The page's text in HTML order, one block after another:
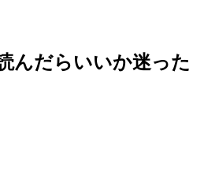
んだらいいか迷った